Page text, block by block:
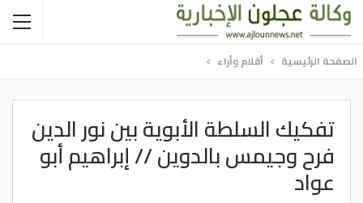
الصفحة الرئيسية أقلام وأراء
تفكيك السلطة الأبوية بين نور الدين
فرح وجيمس بالدوين // إبراهيم أبو
عواد